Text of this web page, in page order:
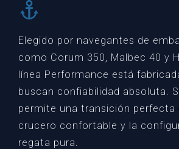
Elegido por navegantes de
como Corum 350, Malbec 40 y
línea Performance está
buscan confiabilidad absoluta.
permite una transición perfecta
crucero confortable y la
regata pura.